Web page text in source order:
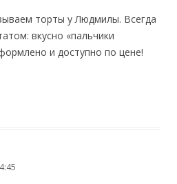
торты у Людмилы. Всегда
вкусно «пальчики
и доступно по цене!